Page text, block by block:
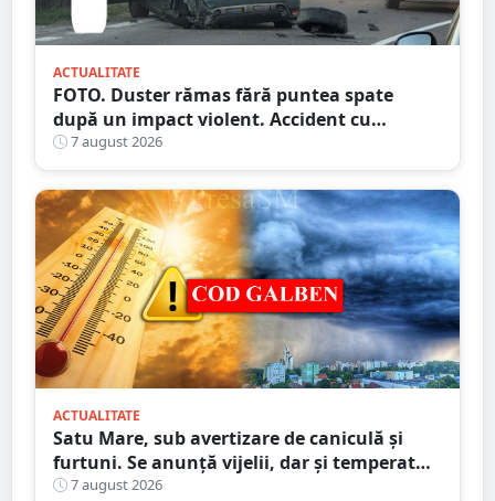
ACTUALITATE
FOTO. Duster rămas fără puntea spate
după un impact violent. Accident cu
implicarea unei mașini din Satu Mare
7 august 2026
ACTUALITATE
Satu Mare, sub avertizare de caniculă și
furtuni. Se anunță vijelii, dar și temperaturi
ridicate. Avertizarea ANM
7 august 2026